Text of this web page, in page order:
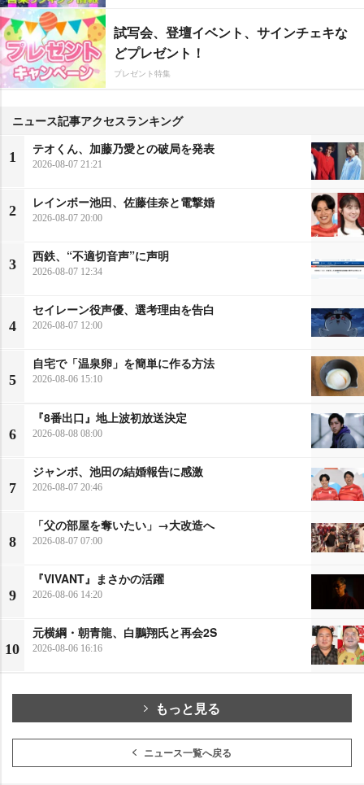
試写会、登壇イベント、サインチェキな
どプレゼント！
プレゼント特集
ニュース記事アクセスランキング
1
テオくん、加藤乃愛との破局を発表
2026-08-07 21:21
2
レインボー池田、佐藤佳奈と電撃婚
2026-08-07 20:00
3
西鉄、“不適切音声”に声明
2026-08-07 12:34
4
セイレーン役声優、選考理由を告白
2026-08-07 12:00
5
自宅で「温泉卵」を簡単に作る方法
2026-08-06 15:10
6
『8番出口』地上波初放送決定
2026-08-08 08:00
7
ジャンボ、池田の結婚報告に感激
2026-08-07 20:46
8
「父の部屋を奪いたい」→大改造へ
2026-08-07 07:00
9
『VIVANT』まさかの活躍
2026-08-06 14:20
10
元横綱・朝青龍、白鵬翔氏と再会2S
2026-08-06 16:16
もっと見る
ニュース一覧へ戻る